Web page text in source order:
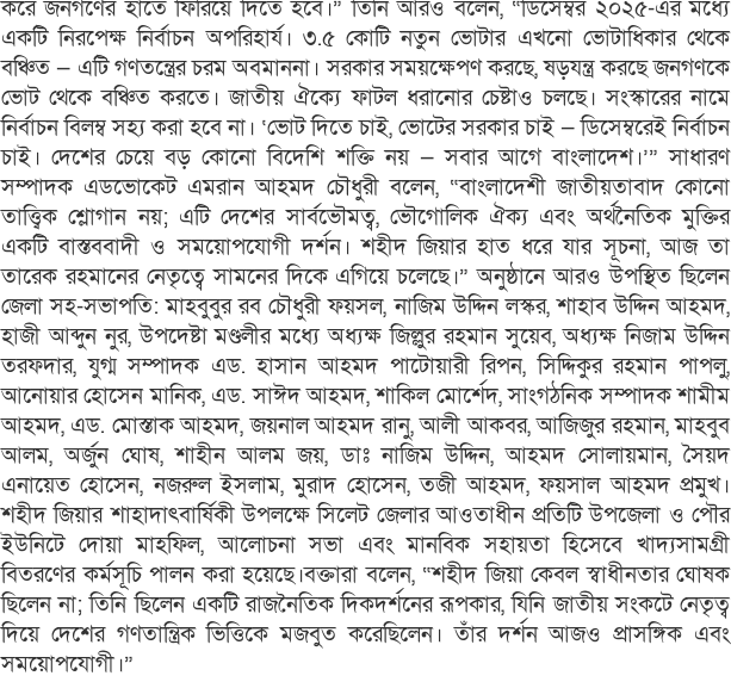
করে জনগণের হাতে ফিরিয়ে দিতে হবে।” তিনি আরও বলেন, “ডিসেম্বর ২০২৫-এর মধ্যে
একটি নিরপেক্ষ নির্বাচন অপরিহার্য। ৩.৫ কোটি নতুন ভোটার এখনো ভোটাধিকার থেকে
বঞ্চিত — এটি গণতন্ত্রের চরম অবমাননা। সরকার সময়ক্ষেপণ করছে, ষড়যন্ত্র করছে জনগণকে
ভোট থেকে বঞ্চিত করতে। জাতীয় ঐক্যে ফাটল ধরানোর চেষ্টাও চলছে। সংস্কারের নামে
নির্বাচন বিলম্ব সহ্য করা হবে না। ‘ভোট দিতে চাই, ভোটের সরকার চাই — ডিসেম্বরেই নির্বাচন
চাই। দেশের চেয়ে বড় কোনো বিদেশি শক্তি নয় — সবার আগে বাংলাদেশ।’” সাধারণ
সম্পাদক এডভোকেট এমরান আহমদ চৌধুরী বলেন, “বাংলাদেশী জাতীয়তাবাদ কোনো
তাত্ত্বিক শ্লোগান নয়; এটি দেশের সার্বভৌমত্ব, ভৌগোলিক ঐক্য এবং অর্থনৈতিক মুক্তির
একটি বাস্তববাদী ও সময়োপযোগী দর্শন। শহীদ জিয়ার হাত ধরে যার সূচনা, আজ তা
তারেক রহমানের নেতৃত্বে সামনের দিকে এগিয়ে চলেছে।” অনুষ্ঠানে আরও উপস্থিত ছিলেন
জেলা সহ-সভাপতি: মাহবুবুর রব চৌধুরী ফয়সল, নাজিম উদ্দিন লস্কর, শাহাব উদ্দিন আহমদ,
হাজী আব্দুন নুর, উপদেষ্টা মণ্ডলীর মধ্যে অধ্যক্ষ জিল্লুর রহমান সুয়েব, অধ্যক্ষ নিজাম উদ্দিন
তরফদার, যুগ্ম সম্পাদক এড. হাসান আহমদ পাটোয়ারী রিপন, সিদ্দিকুর রহমান পাপলু,
আনোয়ার হোসেন মানিক, এড. সাঈদ আহমদ, শাকিল মোর্শেদ, সাংগঠনিক সম্পাদক শামীম
আহমদ, এড. মোস্তাক আহমদ, জয়নাল আহমদ রানু, আলী আকবর, আজিজুর রহমান, মাহবুব
আলম, অর্জুন ঘোষ, শাহীন আলম জয়, ডাঃ নাজিম উদ্দিন, আহমদ সোলায়মান, সৈয়দ
এনায়েত হোসেন, নজরুল ইসলাম, মুরাদ হোসেন, তজী আহমদ, ফয়সাল আহমদ প্রমুখ।
শহীদ জিয়ার শাহাদাৎবার্ষিকী উপলক্ষে সিলেট জেলার আওতাধীন প্রতিটি উপজেলা ও পৌর
ইউনিটে দোয়া মাহফিল, আলোচনা সভা এবং মানবিক সহায়তা হিসেবে খাদ্যসামগ্রী
বিতরণের কর্মসূচি পালন করা হয়েছে।বক্তারা বলেন, “শহীদ জিয়া কেবল স্বাধীনতার ঘোষক
ছিলেন না; তিনি ছিলেন একটি রাজনৈতিক দিকদর্শনের রূপকার, যিনি জাতীয় সংকটে নেতৃত্ব
দিয়ে দেশের গণতান্ত্রিক ভিত্তিকে মজবুত করেছিলেন। তাঁর দর্শন আজও প্রাসঙ্গিক এবং
সময়োপযোগী।”